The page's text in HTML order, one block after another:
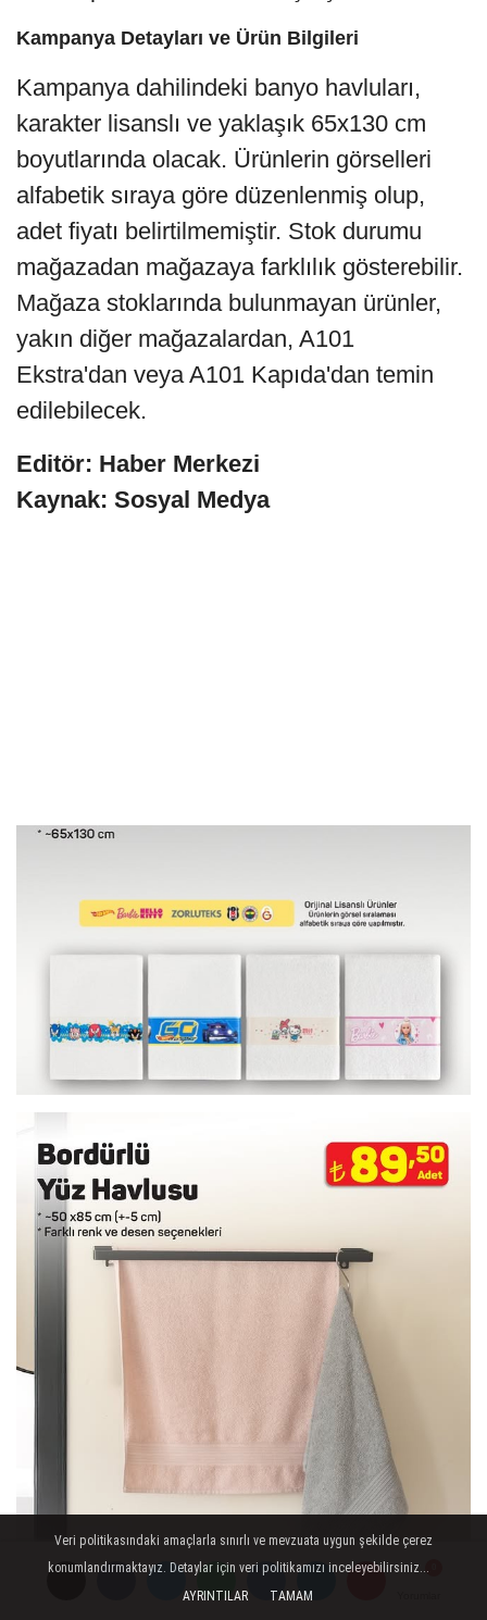
Kampanya Detayları ve Ürün Bilgileri
Kampanya dahilindeki banyo havluları,
karakter lisanslı ve yaklaşık 65x130 cm
boyutlarında olacak. Ürünlerin görselleri
alfabetik sıraya göre düzenlenmiş olup,
adet fiyatı belirtilmemiştir. Stok durumu
mağazadan mağazaya farklılık gösterebilir.
Mağaza stoklarında bulunmayan ürünler,
yakın diğer mağazalardan, A101
Ekstra'dan veya A101 Kapıda'dan temin
edilebilecek.
Editör: Haber Merkezi
Kaynak: Sosyal Medya
Veri politikasındaki amaçlarla sınırlı ve mevzuata uygun şekilde çerez
konumlandırmaktayız. Detaylar için veri politikamızı inceleyebilirsiniz...
AYRINTILAR
TAMAM